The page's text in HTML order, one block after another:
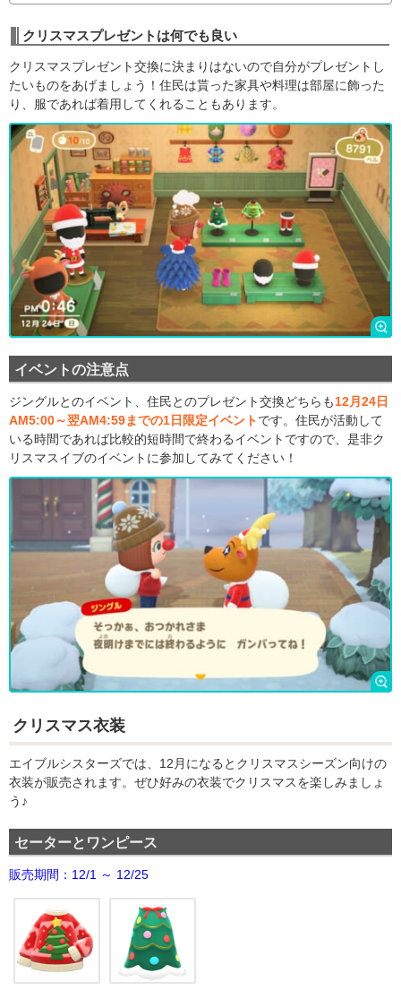
クリスマスプレゼントは何でも良い
クリスマスプレゼント交換に決まりはないので自分がプレゼントし
たいものをあげましょう！住民は貰った家具や料理は部屋に飾った
り、服であれば着用してくれることもあります。
イベントの注意点
ジングルとのイベント、住民とのプレゼント交換どちらも12月24日
AM5:00～翌AM4:59までの1日限定イベントです。住民が活動して
いる時間であれば比較的短時間で終わるイベントですので、是非ク
リスマスイブのイベントに参加してみてください！
クリスマス衣装
エイブルシスターズでは、12月になるとクリスマスシーズン向けの
衣装が販売されます。ぜひ好みの衣装でクリスマスを楽しみましょ
う♪
セーターとワンピース
販売期間：12/1 ～ 12/25